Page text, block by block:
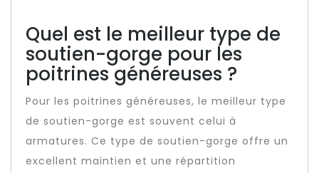
Quel est le meilleur type de
soutien-gorge pour les
poitrines généreuses ?
Pour les poitrines généreuses, le meilleur type
de soutien-gorge est souvent celui à
armatures. Ce type de soutien-gorge offre un
excellent maintien et une répartition